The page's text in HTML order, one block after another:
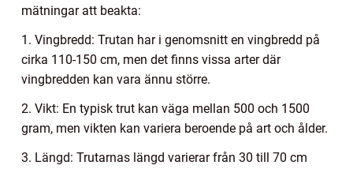
mätningar att beakta:
1. Vingbredd: Trutan har i genomsnitt en vingbredd på
cirka 110-150 cm, men det finns vissa arter där
vingbredden kan vara ännu större.
2. Vikt: En typisk trut kan väga mellan 500 och 1500
gram, men vikten kan variera beroende på art och ålder.
3. Längd: Trutarnas längd varierar från 30 till 70 cm